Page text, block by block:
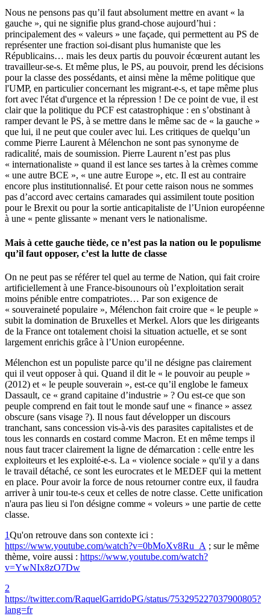
Nous ne pensons pas qu’il faut absolument mettre en avant « la
gauche », qui ne signifie plus grand-chose aujourd’hui :
principalement des « valeurs » une façade, qui permettent au PS de
représenter une fraction soi-disant plus humaniste que les
Républicains… mais les deux partis du pouvoir écœurent autant les
travailleur-se-s. Et même plus, le PS, au pouvoir, prend les décisions
pour la classe des possédants, et ainsi mène la même politique que
l'UMP, en particulier concernant les migrant-e-s, et tape même plus
fort avec l'état d'urgence et la répression ! De ce point de vue, il est
clair que la politique du PCF est catastrophique : en s’obstinant à
ramper devant le PS, à se mettre dans le même sac de « la gauche »
que lui, il ne peut que couler avec lui. Les critiques de quelqu’un
comme Pierre Laurent à Mélenchon ne sont pas synonyme de
radicalité, mais de soumission. Pierre Laurent n’est pas plus
« internationaliste » quand il est lance ses tartes à la crèmes comme
« une autre BCE », « une autre Europe », etc. Il est au contraire
encore plus institutionnalisé. Et pour cette raison nous ne sommes
pas d’accord avec certains camarades qui assimilent toute position
pour le Brexit ou pour la sortie anticapitaliste de l’Union européenne
à une « pente glissante » menant vers le nationalisme.
Mais à cette gauche tiède, ce n’est pas la nation ou le populisme
qu’il faut opposer, c’est la lutte de classe
On ne peut pas se référer tel quel au terme de Nation, qui fait croire
artificiellement à une France-bisounours où l’exploitation serait
moins pénible entre compatriotes… Par son exigence de
« souveraineté populaire », Mélenchon fait croire que « le peuple »
subit la domination de Bruxelles et Merkel. Alors que les dirigeants
de la France ont totalement choisi la situation actuelle, et se sont
largement enrichis grâce à l’Union européenne.
Mélenchon est un populiste parce qu’il ne désigne pas clairement
qui il veut opposer à qui. Quand il dit le « le pouvoir au peuple »
(2012) et « le peuple souverain », est-ce qu’il englobe le fameux
Dassault, ce « grand capitaine d’industrie » ? Ou est-ce que son
peuple comprend en fait tout le monde sauf une « finance » assez
obscure (sans visage ?). Il nous faut développer un discours
tranchant, sans concession vis-à-vis des parasites capitalistes et de
tous les connards en costard comme Macron. Et en même temps il
nous faut tracer clairement la ligne de démarcation : celle entre les
exploiteurs et les exploité-e-s. La « violence sociale » qu'il y a dans
le travail détaché, ce sont les eurocrates et le MEDEF qui la mettent
en place. Pour avoir la force de nous retourner contre eux, il faudra
arriver à unir tou-te-s ceux et celles de notre classe. Cette unification
n'aura pas lieu si l'on désigne comme « voleurs » une partie de cette
classe.
1Qu'on retrouve dans son contexte ici :
https://www.youtube.com/watch?v=0bMoXv8Ru_A ; sur le même
thème, voire aussi : https://www.youtube.com/watch?
v=YwNIx8zO7Dw
2
https://twitter.com/RaquelGarridoPG/status/753295227037900805?
lang=fr